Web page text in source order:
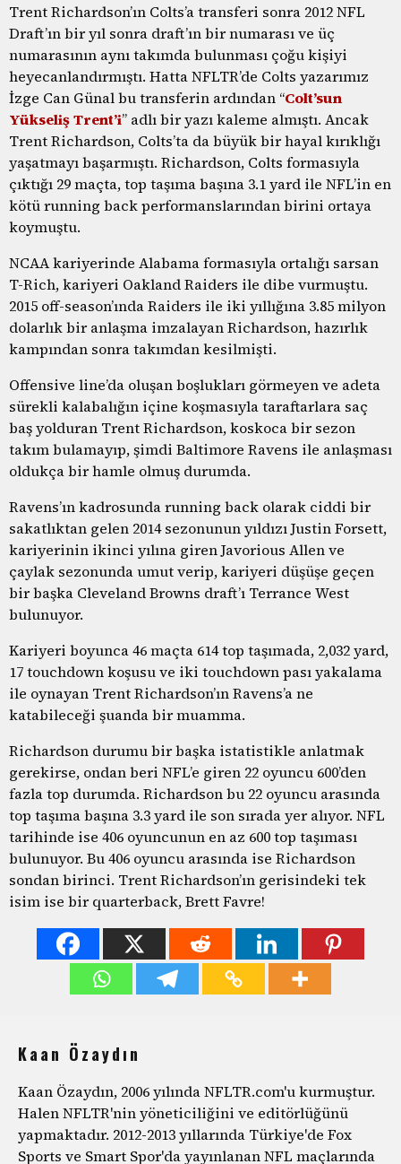
Trent Richardson’ın Colts’a transferi sonra 2012 NFL
Draft’ın bir yıl sonra draft’ın bir numarası ve üç
numarasının aynı takımda bulunması çoğu kişiyi
heyecanlandırmıştı. Hatta NFLTR’de Colts yazarımız
İzge Can Günal bu transferin ardından “Colt’sun
Yükseliş Trent’i” adlı bir yazı kaleme almıştı. Ancak
Trent Richardson, Colts’ta da büyük bir hayal kırıklığı
yaşatmayı başarmıştı. Richardson, Colts formasıyla
çıktığı 29 maçta, top taşıma başına 3.1 yard ile NFL’in en
kötü running back performanslarından birini ortaya
koymuştu.
NCAA kariyerinde Alabama formasıyla ortalığı sarsan
T-Rich, kariyeri Oakland Raiders ile dibe vurmuştu.
2015 off-season’ında Raiders ile iki yıllığına 3.85 milyon
dolarlık bir anlaşma imzalayan Richardson, hazırlık
kampından sonra takımdan kesilmişti.
Offensive line’da oluşan boşlukları görmeyen ve adeta
sürekli kalabalığın içine koşmasıyla taraftarlara saç
baş yolduran Trent Richardson, koskoca bir sezon
takım bulamayıp, şimdi Baltimore Ravens ile anlaşması
oldukça bir hamle olmuş durumda.
Ravens’ın kadrosunda running back olarak ciddi bir
sakatlıktan gelen 2014 sezonunun yıldızı Justin Forsett,
kariyerinin ikinci yılına giren Javorious Allen ve
çaylak sezonunda umut verip, kariyeri düşüşe geçen
bir başka Cleveland Browns draft’ı Terrance West
bulunuyor.
Kariyeri boyunca 46 maçta 614 top taşımada, 2,032 yard,
17 touchdown koşusu ve iki touchdown pası yakalama
ile oynayan Trent Richardson’ın Ravens’a ne
katabileceği şuanda bir muamma.
Richardson durumu bir başka istatistikle anlatmak
gerekirse, ondan beri NFL’e giren 22 oyuncu 600’den
fazla top durumda. Richardson bu 22 oyuncu arasında
top taşıma başına 3.3 yard ile son sırada yer alıyor. NFL
tarihinde ise 406 oyuncunun en az 600 top taşıması
bulunuyor. Bu 406 oyuncu arasında ise Richardson
sondan birinci. Trent Richardson’ın gerisindeki tek
isim ise bir quarterback, Brett Favre!
Kaan Özaydın
Kaan Özaydın, 2006 yılında NFLTR.com'u kurmuştur.
Halen NFLTR'nin yöneticiliğini ve editörlüğünü
yapmaktadır. 2012-2013 yıllarında Türkiye'de Fox
Sports ve Smart Spor'da yayınlanan NFL maçlarında